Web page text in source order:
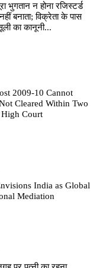
भुगतान न होना रजिस्टर्ड
बनाता; विक्रेता के पास
का कानूनी...
2009-10 Cannot
Cleared Within Two
High Court
India as Global
Mediation